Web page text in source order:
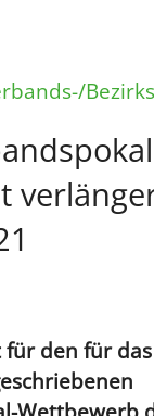
den für das